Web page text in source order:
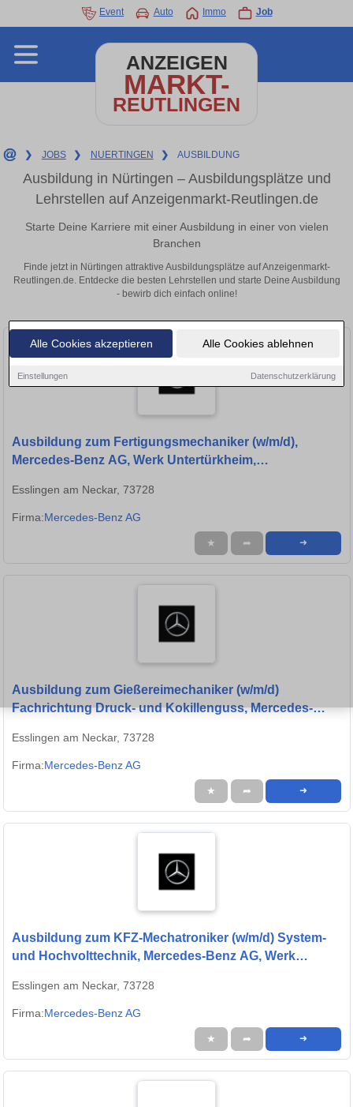
Alle Cookies akzeptieren Alle Cookies ablehnen
Einstellungen Datenschutzerklärung
Event Auto Immo Job
ANZEIGEN
MARKT-
REUTLINGEN
❯ JOBS ❯ NUERTINGEN ❯ AUSBILDUNG
Ausbildung in Nürtingen – Ausbildungsplätze und
Lehrstellen auf Anzeigenmarkt-Reutlingen.de
Starte Deine Karriere mit einer Ausbildung in einer von vielen
Branchen
Finde jetzt in Nürtingen attraktive Ausbildungsplätze auf Anzeigenmarkt-
Reutlingen.de. Entdecke die besten Lehrstellen und starte Deine Ausbildung
- bewirb dich einfach online!
Ausbildung zum Fertigungsmechaniker (w/m/d),
Mercedes-Benz AG, Werk Untertürkheim,
Esslingen am Neckar, 73728
Firma:Mercedes-Benz AG
★ ➦ ➜
Ausbildung zum Gießereimechaniker (w/m/d)
Fachrichtung Druck- und Kokillenguss, Mercedes-
13.09.2027
Esslingen am Neckar, 73728
Firma:Mercedes-Benz AG
★ ➦ ➜
Ausbildung zum KFZ-Mechatroniker (w/m/d) System-
und Hochvolttechnik, Mercedes-Benz AG, Werk
Esslingen am Neckar, 73728
Firma:Mercedes-Benz AG
★ ➦ ➜